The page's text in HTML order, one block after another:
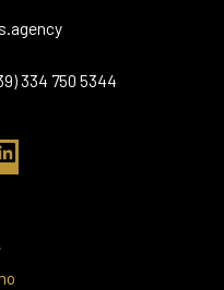
334 750 5344